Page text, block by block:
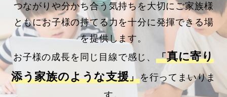
つながりや分かち合う気持ちを大切にご家族様
ともにお子様の持てる力を十分に発揮できる場
を提供します。
お子様の成長を同じ目線で感じ、「真に寄り
添う家族のような支援」を行ってまいりま
す。